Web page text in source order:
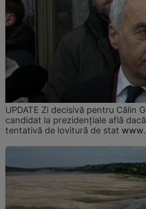
UPDATE Zi decisivă pentru Călin
candidat la prezidențiale află
tentativă de lovitură de stat